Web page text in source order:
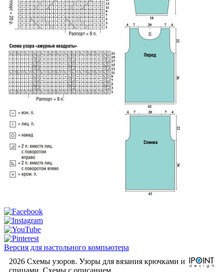
Версия для настольного компьютера
2026 Схемы узоров. Узоры для вязания крючками и